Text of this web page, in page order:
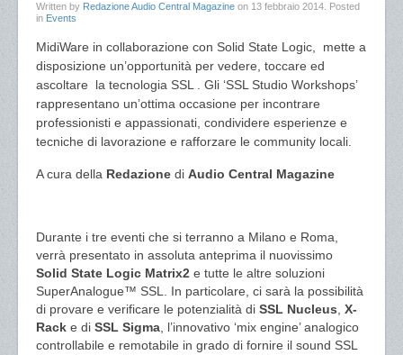
Written by Redazione Audio Central Magazine on 13 febbraio 2014 . Posted
in Events
MidiWare in collaborazione con Solid State Logic, mette a
disposizione un’opportunità per vedere, toccare ed
ascoltare la tecnologia SSL . Gli ‘SSL Studio Workshops’
rappresentano un’ottima occasione per incontrare
professionisti e appassionati, condividere esperienze e
tecniche di lavorazione e rafforzare le community locali.
A cura della Redazione di Audio Central Magazine
Durante i tre eventi che si terranno a Milano e Roma,
verrà presentato in assoluta anteprima il nuovissimo
Solid State Logic Matrix2 e tutte le altre soluzioni
SuperAnalogue™ SSL. In particolare, ci sarà la possibilità
di provare e verificare le potenzialità di SSL Nucleus X-
Rack e di SSL Sigma , l’innovativo ‘mix engine’ analogico
controllabile e remotabile in grado di fornire il sound SSL